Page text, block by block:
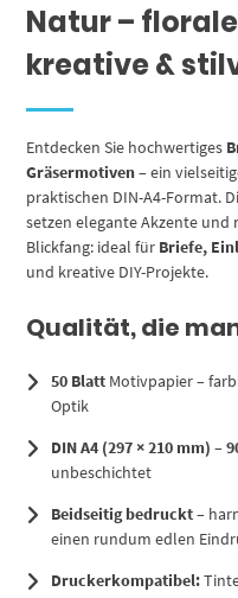
Natur –
kreative &
Entdecken Sie hochwertiges
Gräsermotiven– ein
praktischen DIN-A4-Format.
setzen elegante Akzente
Blickfang: ideal für Briefe,
und kreative DIY-Projekte.
Qualität, die
50 Blatt Motivpapier –
Optik
DIN A4 (297 × 210 mm) –
unbeschichtet
Beidseitig bedruckt–
einen rundum edlen
Druckerkompatibel: